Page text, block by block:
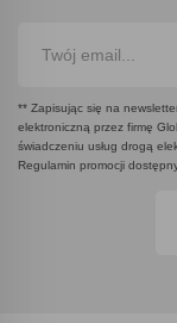
** Zapisując się na
elektroniczną przez firmę
świadczeniu usług drogą
Regulamin promocji